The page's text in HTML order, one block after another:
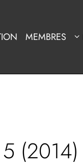
MEMBRES
(2014)